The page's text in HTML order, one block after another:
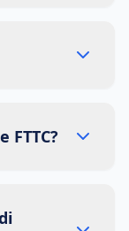
FTTC?